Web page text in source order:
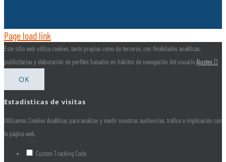
Page load link
Este sitio web utiliza cookies, tanto propias como de terceros, con finalidades analíticas,
publicitarias y elaboración de perfiles basados en hábitos de navegación del usuarioAjustes
OK
Estadisticas de visitas
Utilizamos Cookies Analíticas para analizar y medir nuestras audiencias, tráfico e implicación con
la página web.
Custom Tracking Code